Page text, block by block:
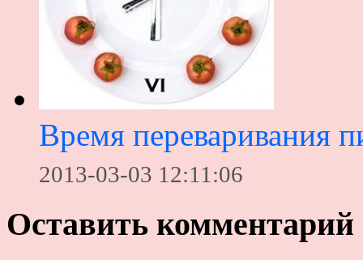
Время переваривания
2013-03-03 12:11:06
Оставить комментарий